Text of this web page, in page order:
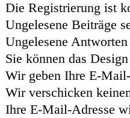
Die Registrierung ist
Ungelesene Beiträge
Ungelesene
Sie können das
Wir geben Ihre E-
Wir verschicken
Ihre E-Mail-Adresse